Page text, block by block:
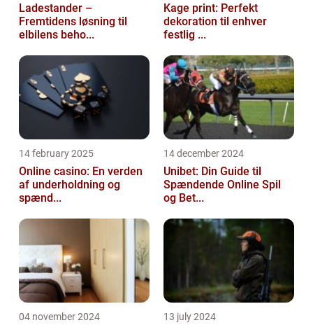
Ladestander –
Fremtidens løsning til
elbilens beho...
Kage print: Perfekt
dekoration til enhver
festlig ...
14 february 2025
Online casino: En verden
af underholdning og
spænd...
14 december 2024
Unibet: Din Guide til
Spændende Online Spil
og Bet...
04 november 2024 13 july 2024